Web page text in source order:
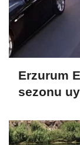
Erzurum
sezonu